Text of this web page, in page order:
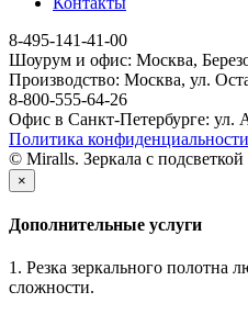
8-495-141-41-00
Шоурум и офис: Москва,
Производство: Москва, ул.
8-800-555-64-26
Офис в Санкт-Петербурге: ул.
Политика конфиденциальности
© Miralls. Зеркала с
×
Дополнительные услуги
1. Резка зеркального полотна
сложности.